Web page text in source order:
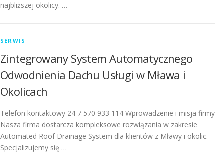
najbliższej okolicy. …
SERWIS
Zintegrowany System Automatycznego
Odwodnienia Dachu Usługi w Mława i
Okolicach
Telefon kontaktowy 24 7 570 933 114 Wprowadzenie i misja firmy
Nasza firma dostarcza kompleksowe rozwiązania w zakresie
Automated Roof Drainage System dla klientów z Mławy i okolic.
Specjalizujemy się …